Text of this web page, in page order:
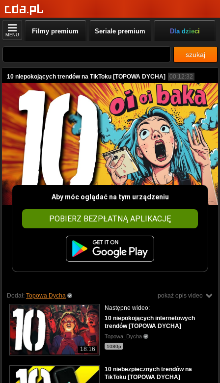
MENU Filmy premium Seriale premium Dla dzieci
szukaj
10 niepokojących trendów na TikToku [TOPOWA DYCHA] 00:12:32
Aby móc oglądać na tym urządzeniu
POBIERZ BEZPŁATNĄ APLIKACJĘ
pokaż opis video
Dodał: Topowa Dycha
18:16
Następne wideo:
10 niepokojących internetowych
trendów [TOPOWA DYCHA]
Topowa_Dycha
1080p
10 niebezpiecznych trendów na
TikToku [TOPOWA DYCHA]